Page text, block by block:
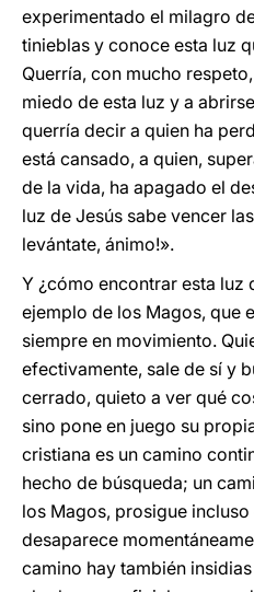
experimentado el milagro
tinieblas y conoce esta luz
Querría, con mucho
miedo de esta luz y a
querría decir a quien ha
está cansado, a quien,
de la vida, ha apagado el
luz de Jesús sabe vencer
levántate, ánimo!».
Y ¿cómo encontrar esta luz
ejemplo de los Magos, que
siempre en movimiento.
efectivamente, sale de sí y
cerrado, quieto a ver qué
sino pone en juego su
cristiana es un camino
hecho de búsqueda; un
los Magos, prosigue
desaparece
camino hay también